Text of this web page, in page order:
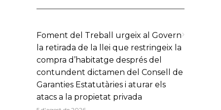
Foment del Treball urgeix al Govern
la retirada de la llei que restringeix la
compra d’habitatge després del
contundent dictamen del Consell de
Garanties Estatutàries i aturar els
atacs a la propietat privada